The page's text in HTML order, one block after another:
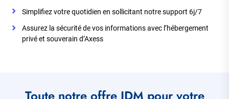
Simplifiez votre quotidien en sollicitant notre support 6j/7
Assurez la sécurité de vos informations avec l’hébergement
privé et souverain d’Axess